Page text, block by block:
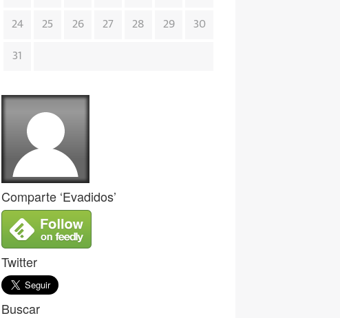
24 25 26 27 28 29 30
31
Comparte ‘Evadidos’
Twitter
Buscar